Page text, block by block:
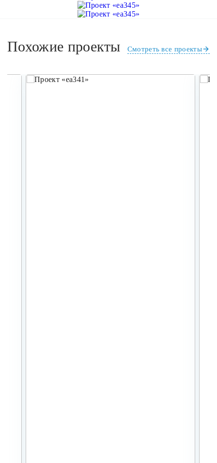
Похожие проекты Смотреть все проекты